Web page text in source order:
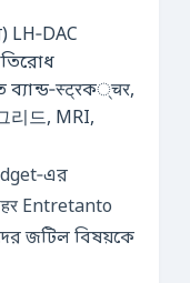
LH‑DAC
ব্যান্ড‑स्ट्रক्चर,
리드, MRI,
Entretanto
জটিল বিষয়কে